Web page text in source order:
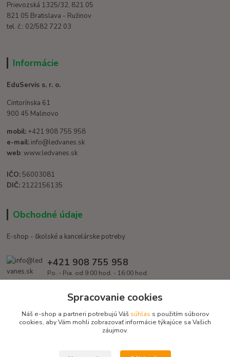
Prievozská 1325/32, 821 05
821 05 Bratislava - Ružinov
tel. č.: 02/582 722 03
Informácie
EduServis s. r. o.
Cintorínska 61
900 45 Malinovo
mobil: +421 908 755 958
e-mail: info@ledvanes.sk
web: www.ledvanes.sk
IČO: 56003081
DIČ: 2122156135
Obchodné údaje
E-shop - školské a kancelárske potreby
+421 908 755 958
Po. - Pia. od 9:00 hod. - 16:00 hod.
info@ledvanes.skSpracovanie cookies
Náš e-shop a partneri potrebujú Váš súhlas s použitím súborov
cookies, aby Vám mohli zobrazovať informácie týkajúce sa Vašich
záujmov.